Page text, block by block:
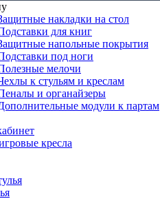
накладки на стол
для книг
напольные покрытия
под ноги
мелочи
к стульям и креслам
и органайзеры
модули к партам
кресла